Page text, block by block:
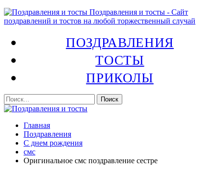
Поздравления и тосты - Сайт
поздравлений и тостов на любой торжественный случай
ПОЗДРАВЛЕНИЯ
ТОСТЫ
ПРИКОЛЫ
Главная
Поздравления
С днем рождения
смс
Оригинальное смс поздравление сестре